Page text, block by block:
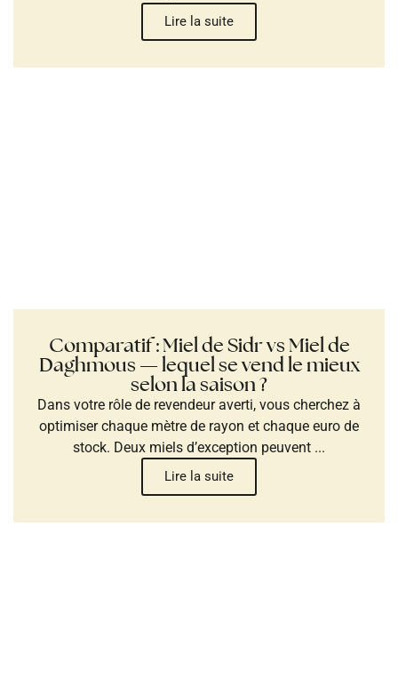
Lire la suite
Comparatif : Miel de Sidr vs Miel de
Daghmous — lequel se vend le mieux
selon la saison ?
Dans votre rôle de revendeur averti, vous cherchez à
optimiser chaque mètre de rayon et chaque euro de
stock. Deux miels d’exception peuvent ...
Lire la suite